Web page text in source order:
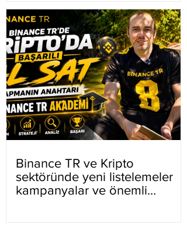
Binance TR ve Kripto
sektöründe yeni listelemeler
kampanyalar ve önemli